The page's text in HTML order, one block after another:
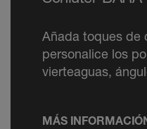
Añada toques de
personalice los
vierteaguas,
MÁS